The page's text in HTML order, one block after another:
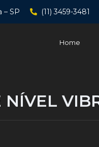
– SP (11) 3459-3481
Home
NÍVEL